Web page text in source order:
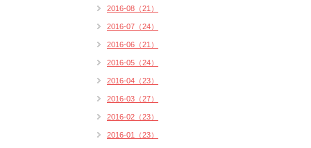
2016-08（21）
2016-07（24）
2016-06（21）
2016-05（24）
2016-04（23）
2016-03（27）
2016-02（23）
2016-01（23）